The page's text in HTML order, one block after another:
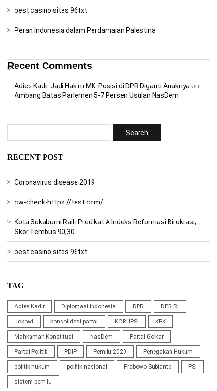
best casino sites 96txt
Peran Indonesia dalam Perdamaian Palestina
Recent Comments
Adies Kadir Jadi Hakim MK: Posisi di DPR Diganti Anaknya on
Ambang Batas Parlemen 5-7 Persen Usulan NasDem
RECENT POST
Coronavirus disease 2019
cw-check-https://test.com/
Kota Sukabumi Raih Predikat A Indeks Reformasi Birokrasi,
Skor Tembus 90,30
best casino sites 96txt
TAG
Adies Kadir Diplomasi Indonesia DPR DPR RI
Jokowi konsolidasi partai KORUPSI KPK
Mahkamah Konstitusi NasDem Partai Golkar
Partai Politik PDIP Pemilu 2029 Penegakan Hukum
politik hukum politik nasional Prabowo Subianto PSI
sistem pemilu